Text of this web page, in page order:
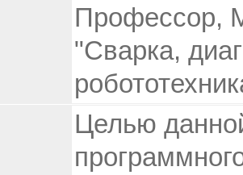
Профессор,
"Сварка,
Целью